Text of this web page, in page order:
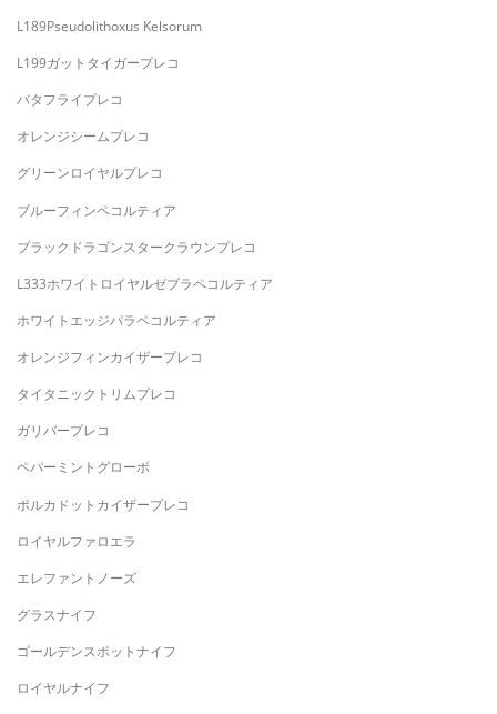
L189Pseudolithoxus Kelsorum
L199ガットタイガープレコ
バタフライプレコ
オレンジシームプレコ
グリーンロイヤルプレコ
ブルーフィンペコルティア
ブラックドラゴンスタークラウンプレコ
L333ホワイトロイヤルゼブラペコルティア
ホワイトエッジパラペコルティア
オレンジフィンカイザープレコ
タイタニックトリムプレコ
ガリバープレコ
ペパーミントグローボ
ポルカドットカイザープレコ
ロイヤルファロエラ
エレファントノーズ
グラスナイフ
ゴールデンスポットナイフ
ロイヤルナイフ